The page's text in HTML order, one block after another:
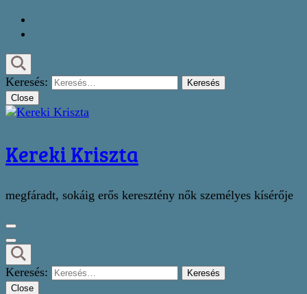
Keresés:
Close
Kereki Kriszta
megfáradt, sokáig erős keresztény nők személyes kísérője
Keresés:
Close